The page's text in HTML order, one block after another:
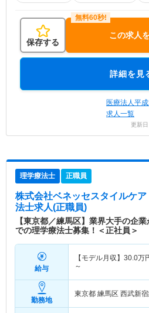
保存する
この求人
詳細を見
医療法人平
求人一覧
更新
理学療法士 正職員
株式会社ベネッセスタイルケ
法士求人(正職員)
【東京都／練馬区】業界大手の企
での理学療法士募集！＜正社員＞
給与
【モデル月収】 30.0万
～
勤務地
東京都 練馬区 西武新